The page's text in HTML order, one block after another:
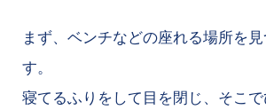
まず、ベンチなどの座れる場所を
す。
寝てるふりをして目を閉じ、そこ